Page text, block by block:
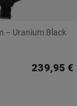
– Uranium Black
239,95 €